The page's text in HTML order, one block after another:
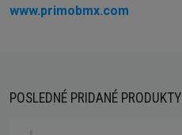
www.primobmx.com
POSLEDNÉ PRIDANÉ PRODUKTY